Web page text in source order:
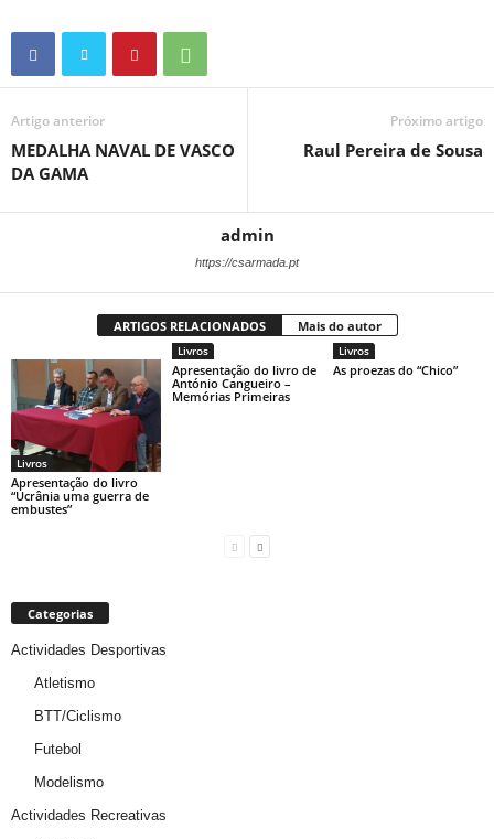
Artigo anterior
MEDALHA NAVAL DE VASCO
DA GAMA
Próximo artigo
Raul Pereira de Sousa
admin
https://csarmada.pt
ARTIGOS RELACIONADOS Mais do autor
Livros
Apresentação do livro
“Ucrânia uma guerra de
embustes”
Livros
Apresentação do livro de
António Cangueiro –
Memórias Primeiras
Livros
As proezas do “Chico”
Categorias
Actividades Desportivas
Atletismo
BTT/Ciclismo
Futebol
Modelismo
Actividades Recreativas